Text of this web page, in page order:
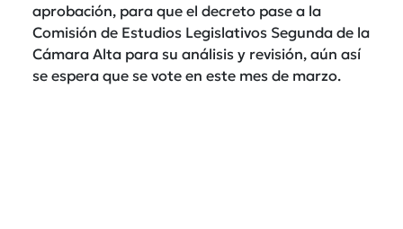
aprobación, para que el decreto pase a la
Comisión de Estudios Legislativos Segunda de la
Cámara Alta para su análisis y revisión, aún así
se espera que se vote en este mes de marzo.